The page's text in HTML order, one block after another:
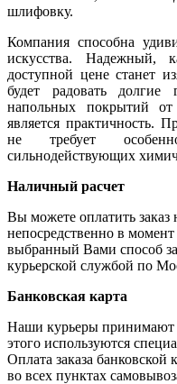
шлифовку.
Компания способна
искусства. Надежный,
доступной цене станет
будет радовать
напольных покрытий
является практичность.
не требует
сильнодействующих
Наличный расчет
Вы можете оплатить
непосредственно в
выбранный Вами способ
курьерской службой по
Банковская карта
Наши курьеры принимают
этого используются
Оплата заказа
во всех пунктах